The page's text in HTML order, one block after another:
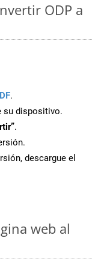
ODP a
.
su dispositivo.
.
descargue el
web al